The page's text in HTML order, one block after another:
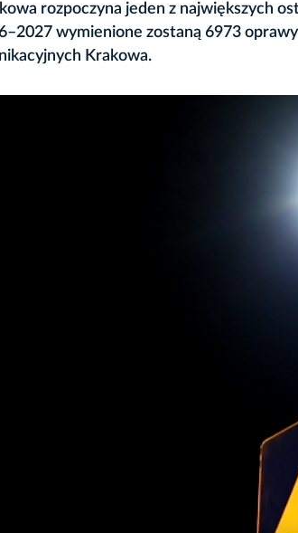
rozpoczyna jeden z największych
wymienione zostaną 6973
Krakowa.